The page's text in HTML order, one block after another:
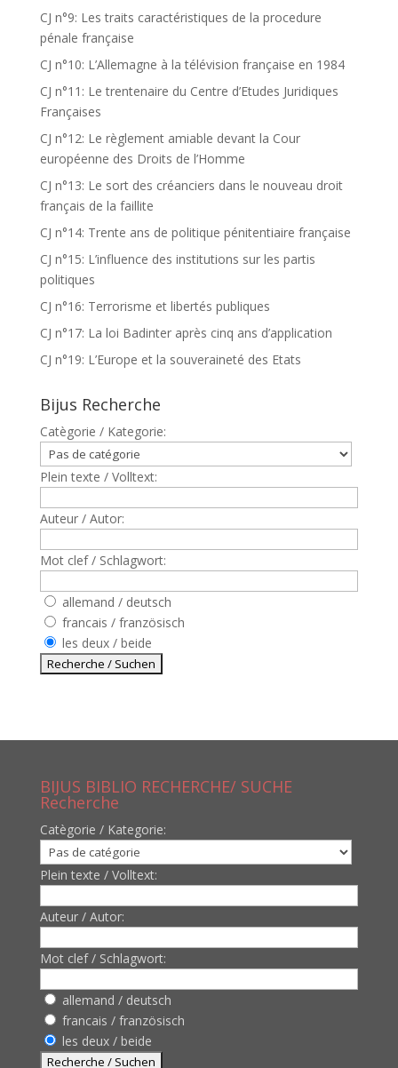
CJ n°9: Les traits caractéristiques de la procedure
pénale française
CJ n°10: L’Allemagne à la télévision française en 1984
CJ n°11: Le trentenaire du Centre d’Etudes Juridiques
Françaises
CJ n°12: Le règlement amiable devant la Cour
européenne des Droits de l’Homme
CJ n°13: Le sort des créanciers dans le nouveau droit
français de la faillite
CJ n°14: Trente ans de politique pénitentiaire française
CJ n°15: L’influence des institutions sur les partis
politiques
CJ n°16: Terrorisme et libertés publiques
CJ n°17: La loi Badinter après cinq ans d’application
CJ n°19: L’Europe et la souveraineté des Etats
Bijus Recherche
Catègorie / Kategorie:
Plein texte / Volltext:
Auteur / Autor:
Mot clef / Schlagwort:
allemand / deutsch
francais / französisch
les deux / beide
BIJUS BIBLIO RECHERCHE/ SUCHE
Recherche
Catègorie / Kategorie:
Plein texte / Volltext:
Auteur / Autor:
Mot clef / Schlagwort:
allemand / deutsch
francais / französisch
les deux / beide